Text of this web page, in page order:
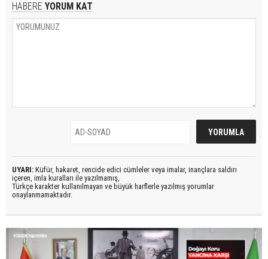
HABERE YORUM KAT
UYARI: Küfür, hakaret, rencide edici cümleler veya imalar, inançlara saldırı
içeren, imla kuralları ile yazılmamış,
Türkçe karakter kullanılmayan ve büyük harflerle yazılmış yorumlar
onaylanmamaktadır.